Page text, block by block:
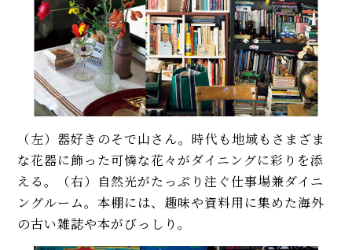
（左）器好きのそで山さん。時代も地域もさまざま
な花器に飾った可憐な花々がダイニングに彩りを添
える。（右）自然光がたっぷり注ぐ仕事場兼ダイニ
ングルーム。本棚には、趣味や資料用に集めた海外
の古い雑誌や本がびっしり。